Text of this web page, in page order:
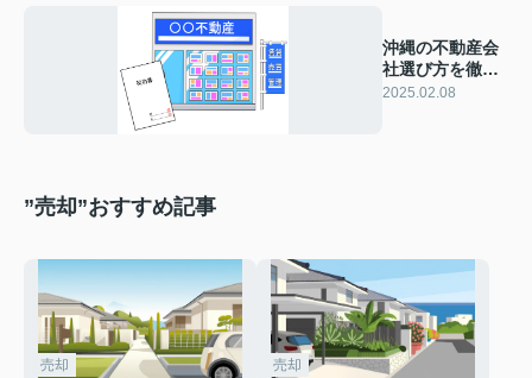
沖縄の不動産会
社選び方を徹底
解説！信頼の秘
2025.02.08
”売却”おすすめ記事
売却 売却